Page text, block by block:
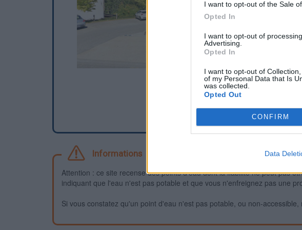
I want to opt-out of the Sale
Opted In
I want to opt-out of
Advertising.
Opted In
I want to opt-out of
of my Personal Data that Is
was collected.
Opted Out
CONFIRM
Data
Informations
Attention : ce site recense des points d'eau dont la fiabilité ne peut pas
indiquant que l'eau n'est pas potable et que vous n'enfreignez pas une
Si vous constatez qu'un point d'eau n'est pas potable, ou non-